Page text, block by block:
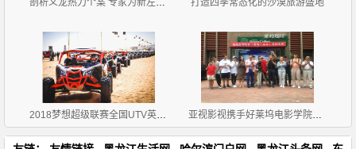
2018梦想超级联赛全国UTV英雄会圆满闭幕 亚视影视携手好莱坞电影学院共同打造明日之星